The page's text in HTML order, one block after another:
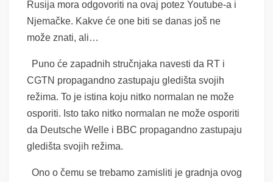
Rusija mora odgovoriti na ovaj potez Youtube-a i
Njemačke. Kakve će one biti se danas još ne
može znati, ali…
Puno će zapadnih stručnjaka navesti da RT i
CGTN propagandno zastupaju gledišta svojih
režima. To je istina koju nitko normalan ne može
osporiti. Isto tako nitko normalan ne može osporiti
da Deutsche Welle i BBC propagandno zastupaju
gledišta svojih režima.
Ono o čemu se trebamo zamisliti je gradnja ovog